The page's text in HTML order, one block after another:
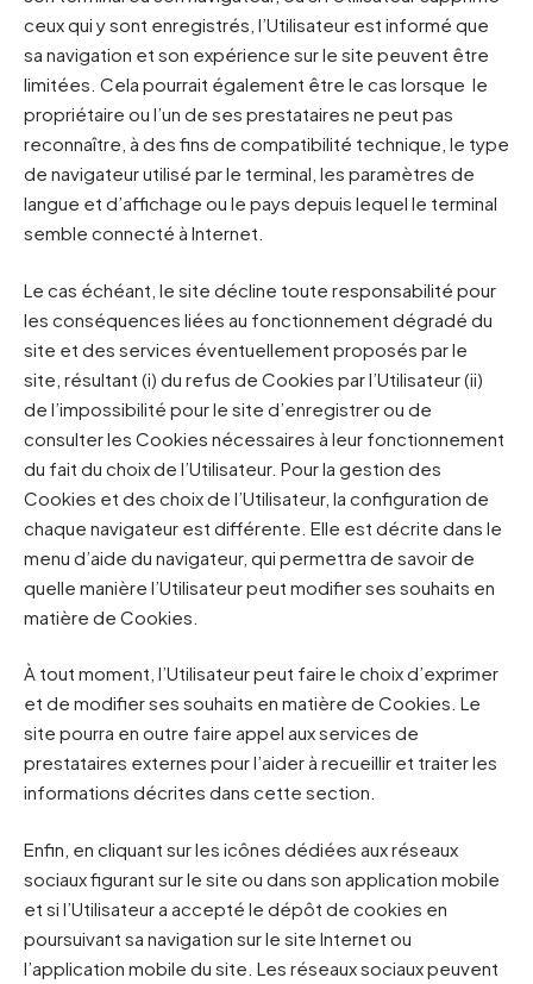
ceux qui y sont enregistrés, l’Utilisateur est informé que
sa navigation et son expérience sur le site peuvent être
limitées. Cela pourrait également être le cas lorsque le
propriétaire ou l’un de ses prestataires ne peut pas
reconnaître, à des fins de compatibilité technique, le type
de navigateur utilisé par le terminal, les paramètres de
langue et d’affichage ou le pays depuis lequel le terminal
semble connecté à Internet.
Le cas échéant, le site décline toute responsabilité pour
les conséquences liées au fonctionnement dégradé du
site et des services éventuellement proposés par le
site, résultant (i) du refus de Cookies par l’Utilisateur (ii)
de l’impossibilité pour le site d’enregistrer ou de
consulter les Cookies nécessaires à leur fonctionnement
du fait du choix de l’Utilisateur. Pour la gestion des
Cookies et des choix de l’Utilisateur, la configuration de
chaque navigateur est différente. Elle est décrite dans le
menu d’aide du navigateur, qui permettra de savoir de
quelle manière l’Utilisateur peut modifier ses souhaits en
matière de Cookies.
À tout moment, l’Utilisateur peut faire le choix d’exprimer
et de modifier ses souhaits en matière de Cookies. Le
site pourra en outre faire appel aux services de
prestataires externes pour l’aider à recueillir et traiter les
informations décrites dans cette section.
Enfin, en cliquant sur les icônes dédiées aux réseaux
sociaux figurant sur le site ou dans son application mobile
et si l’Utilisateur a accepté le dépôt de cookies en
poursuivant sa navigation sur le site Internet ou
l’application mobile du site. Les réseaux sociaux peuvent